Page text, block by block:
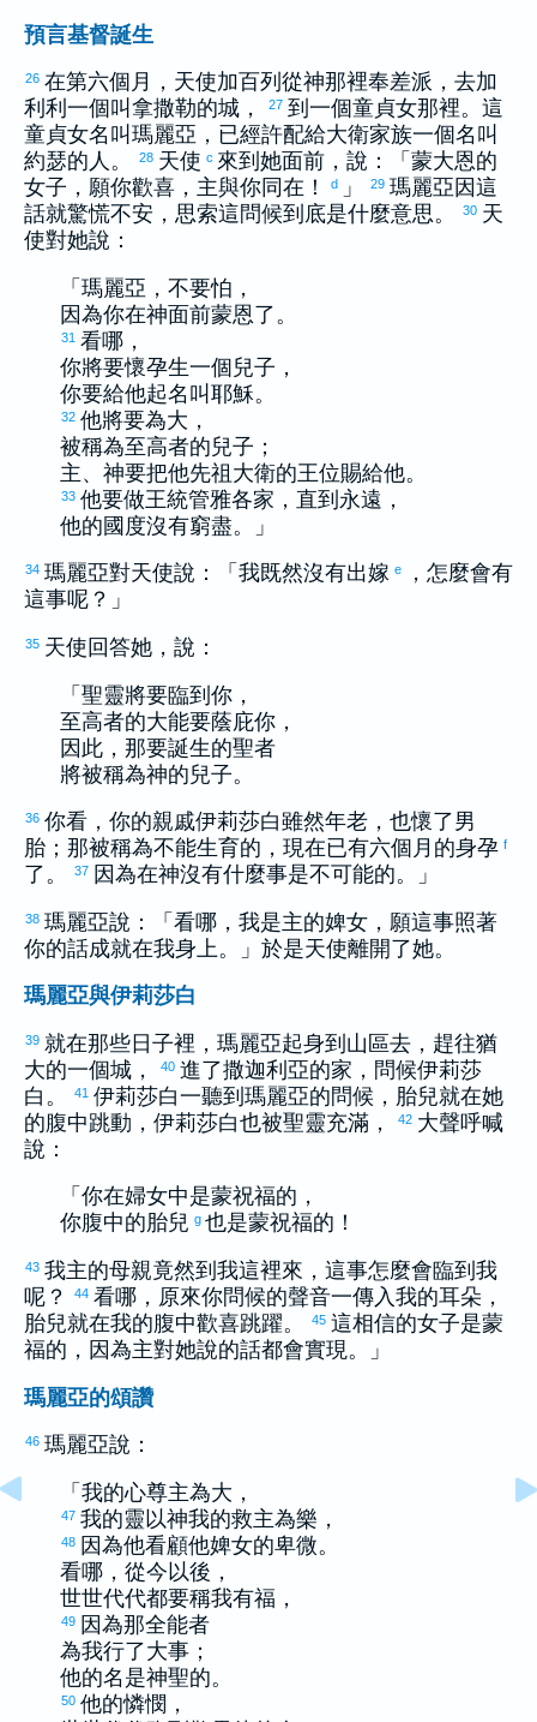
預言基督誕生
26 在第六個月，天使加百列 從神那裡奉差派，去加
利利 一個叫 拿撒勒的城， 27 到一個童貞女那裡。這
童貞女名叫 瑪麗亞 ，已經許配給大衛家族一個名叫
約瑟的人。 28 天使 c 來到她面前，說：「蒙大恩的
女子，願你歡喜，主與你同在！
d 」 29 瑪麗亞 因這
話就驚慌不安，思索這問候到底是什麼意思。
30 天
使對她說：
「 瑪麗亞 ，不要怕，
因為你在神面前蒙恩了。
31 看哪，
你將要懷孕生一個兒子，
你要給他起名叫耶穌。
32 他將要為大，
被稱為至高者的兒子；
主、神要把他先祖 大衛的王位賜給他。
33 他要做王統管雅各家，直到永遠，
他的國度沒有窮盡。」
34 瑪麗亞對天使說：「我既然沒有出嫁 e
，怎麼會有
這事呢？」
35 天使回答她，說：
「聖靈將要臨到你，
至高者的大能要蔭庇你，
因此，那要誕生的聖者
將被稱為神的兒子。
36 你看，你的親戚伊莉莎白雖然年老，也懷了男
胎；那被稱為不能生育的，現在已有六個月的身孕 f
了。 37 因為在神沒有什麼事是不可能的。」
38 瑪麗亞說：「看哪，我是主的婢女，願這事照著
你的話成就在我身上。」於是天使離開了她。
瑪麗亞與伊莉莎白
39 就在那些日子裡， 瑪麗亞起身到山區去，趕往猶
大的一個城， 40 進了撒迦利亞的家，問候伊莉莎
白 。 41 伊莉莎白一聽到 瑪麗亞的問候，胎兒就在她
的腹中跳動， 伊莉莎白也被聖靈充滿， 42 大聲呼喊
說：
「你在婦女中是蒙祝福的，
你腹中的胎兒 g 也是蒙祝福的！
43 我主的母親竟然到我這裡來，這事怎麼會臨到我
呢？
44 看哪，原來你問候的聲音一傳入我的耳朵，
胎兒就在我的腹中歡喜跳躍。
45 這相信的女子是蒙
福的，因為主對她說的話都會實現。」
瑪麗亞的頌讚
46 瑪麗亞說：
「我的心尊主為大，
47 我的靈以神我的救主為樂，
48 因為他看顧他婢女的卑微。
看哪，從今以後，
世世代代都要稱我有福，
49 因為那全能者
為我行了大事；
他的名是神聖的。
50 他的憐憫，